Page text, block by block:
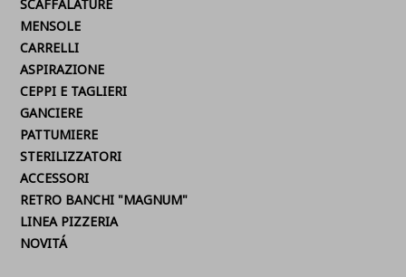
SCAFFALATURE
MENSOLE
CARRELLI
ASPIRAZIONE
CEPPI E TAGLIERI
GANCIERE
PATTUMIERE
STERILIZZATORI
ACCESSORI
RETRO BANCHI "MAGNUM"
LINEA PIZZERIA
NOVITÁ